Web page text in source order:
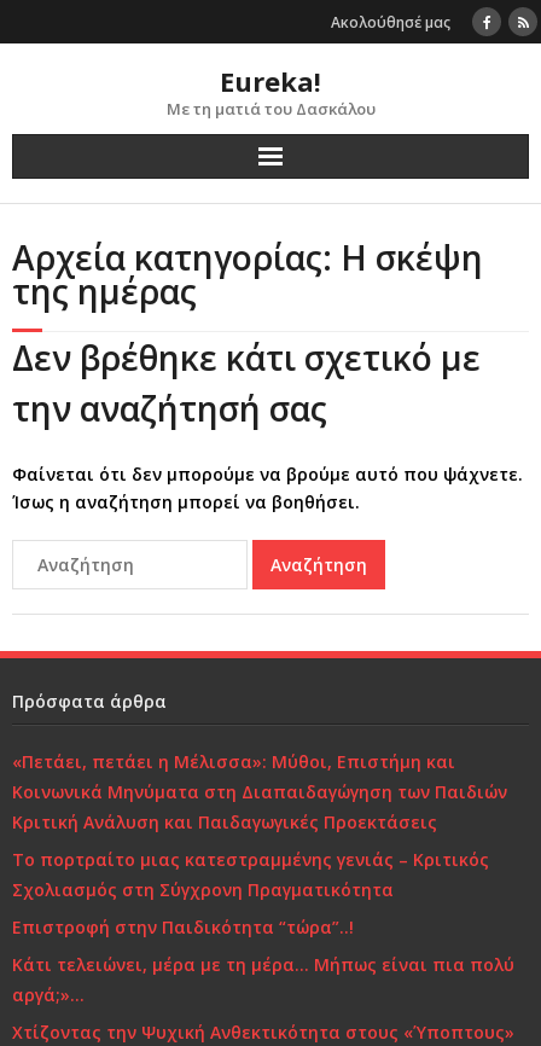
to
Ακολούθησέ μας
Eureka!
Με τη ματιά του Δασκάλου
Αρχεία κατηγορίας: Η σκέψη
της ημέρας
Δεν βρέθηκε κάτι σχετικό με
την αναζήτησή σας
Φαίνεται ότι δεν μπορούμε να βρούμε αυτό που ψάχνετε.
Ίσως η αναζήτηση μπορεί να βοηθήσει.
Πρόσφατα άρθρα
«Πετάει, πετάει η Μέλισσα»: Μύθοι, Επιστήμη και
Κοινωνικά Μηνύματα στη Διαπαιδαγώγηση των Παιδιών
Κριτική Ανάλυση και Παιδαγωγικές Προεκτάσεις
Το πορτραίτο μιας κατεστραμμένης γενιάς – Κριτικός
Σχολιασμός στη Σύγχρονη Πραγματικότητα
Επιστροφή στην Παιδικότητα “τώρα”..!
Κάτι τελειώνει, μέρα με τη μέρα… Μήπως είναι πια πολύ
αργά;»…
Χτίζοντας την Ψυχική Ανθεκτικότητα στους «Ύποπτους»